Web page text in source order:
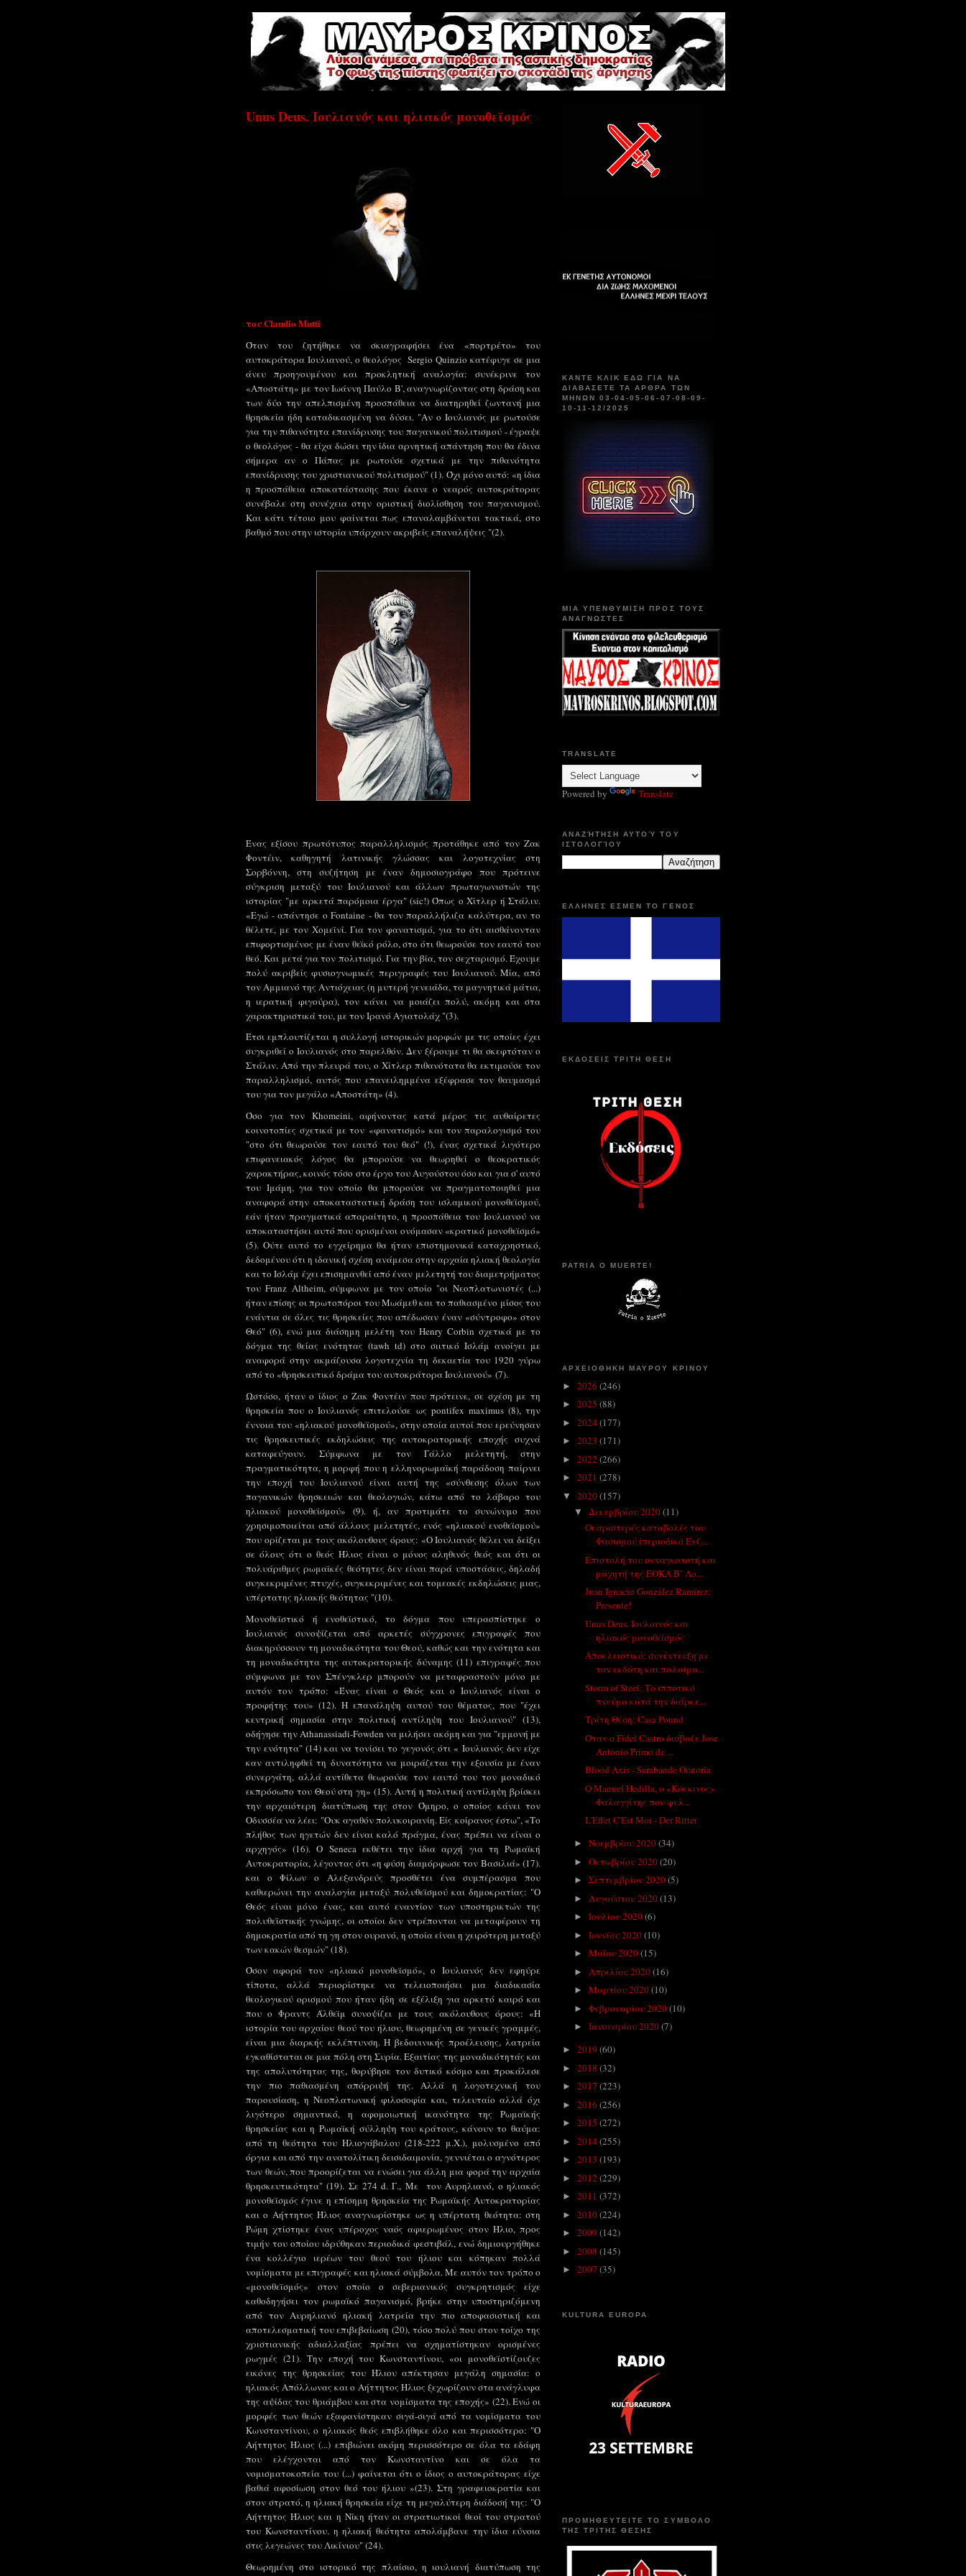
Unus Deus. Ιουλιανός και ηλιακός μονοθεϊσμός
τουClaudio Mutti
Όταν του ζητήθηκε να σκιαγραφήσει ένα «πορτρέτο» του
αυτοκράτορα Ιουλιανού, ο θεολόγος Sergio Quinzio κατέφυγε σε μια
άνευ προηγουμένου και προκλητική αναλογία: συνέκρινε τον
«Αποστάτη» με τον Ιωάννη Παύλο Β', αναγνωρίζοντας στη δράση και
των δύο την απελπισμένη προσπάθεια να διατηρηθεί ζωντανή μια
θρησκεία ήδη καταδικασμένη να δύσει. "Αν ο Ιουλιανός με ρωτούσε
για την πιθανότητα επανίδρυσης του παγανικού πολιτισμού - έγραψε
ο θεολόγος - θα είχα δώσει την ίδια αρνητική απάντηση που θα έδινα
σήμερα αν ο Πάπας με ρωτούσε σχετικά με την πιθανότητα
επανίδρυσης του χριστιανικού πολιτισμού" (1). Όχι μόνο αυτό: «η ίδια
η προσπάθεια αποκατάστασης που έκανε ο νεαρός αυτοκράτορας
συνέβαλε στη συνέχεια στην οριστική διολίσθηση του παγανισμού.
Και κάτι τέτοιο μου φαίνεται πως επαναλαμβάνεται τακτικά, στο
βαθμό που στην ιστορία υπάρχουν ακριβείς επαναλήψεις "(2).
Ένας εξίσου πρωτότυπος παραλληλισμός προτάθηκε από τον Ζακ
Φοντέιν, καθηγητή λατινικής γλώσσας και λογοτεχνίας στη
Σορβόννη, στη συζήτηση με έναν δημοσιογράφο που πρότεινε
σύγκριση μεταξύ του Ιουλιανού και άλλων πρωταγωνιστών της
ιστορίας "με αρκετά παρόμοια έργα" (sic!) Όπως ο Χίτλερ ή Στάλιν.
«Εγώ - απάντησε ο Fontaine - θα τον παραλλήλιζα καλύτερα, αν το
θέλετε, με τον Χομεϊνί. Για τον φανατισμό, για το ότι αισθάνονταν
επιφορτισμένος με έναν θεϊκό ρόλο, στο ότι θεωρούσε τον εαυτό του
θεό. Και μετά για τον πολιτισμό. Για την βία, τον σεχταρισμό. Έχουμε
πολύ ακριβείς φυσιογνωμικές περιγραφές του Ιουλιανού. Μία, από
τον Αμμιανό της Αντιόχειας (η μυτερή γενειάδα, τα μαγνητικά μάτια,
η ιερατική φιγούρα), τον κάνει να μοιάζει πολύ, ακόμη και στα
χαρακτηριστικά του, με τον Ιρανό Αγιατολάχ "(3).
Έτσι εμπλουτίζεται η συλλογή ιστορικών μορφών με τις οποίες έχει
συγκριθεί ο Ιουλιανός στο παρελθόν. Δεν ξέρουμε τι θα σκεφτόταν ο
Στάλιν. Από την πλευρά του, ο Χίτλερ πιθανότατα θα εκτιμούσε τον
παραλληλισμό, αυτός που επανειλημμένα εξέφρασε τον θαυμασμό
του για τον μεγάλο «Αποστάτη» (4).
Όσο για τον Khomeini, αφήνοντας κατά μέρος τις αυθαίρετες
κοινοτοπίες σχετικά με τον «φανατισμό» και τον παραλογισμό του
"στο ότι θεωρούσε τον εαυτό του θεό" (!), ένας σχετικά λιγότερο
επιφανειακός λόγος θα μπορούσε να θεωρηθεί ο θεοκρατικός
χαρακτήρας, κοινός τόσο στο έργο του Αυγούστου όσο και για σ' αυτό
του Ιμάμη, για τον οποίο θα μπορούσε να πραγματοποιηθεί μια
αναφορά στην αποκαταστατική δράση του ισλαμικού μονοθεϊσμού,
εάν ήταν πραγματικά απαραίτητο, η προσπάθεια του Ιουλιανού να
αποκαταστήσει αυτό που ορισμένοι ονόμασαν «κρατικό μονοθεϊσμό»
(5). Ούτε αυτό το εγχείρημα θα ήταν επιστημονικά καταχρηστικό,
δεδομένου ότι η ιδανική σχέση ανάμεσα στην αρχαία ηλιακή θεολογία
και το Ισλάμ έχει επισημανθεί από έναν μελετητή του διαμετρήματος
του Franz Altheim, σύμφωνα με τον οποίο "οι Νεοπλατωνιστές (...)
ήταν επίσης οι πρωτοπόροι του Μωάμεθ και το παθιασμένο μίσος του
ενάντια σε όλες τις θρησκείες που απέδωσαν έναν «σύντροφο» στον
Θεό" (6), ενώ μια διάσημη μελέτη του Henry Corbin σχετικά με το
δόγμα της θείας ενότητας (tawh td) στο σιιτικό Ισλάμ ανοίγει με
αναφορά στην ακμάζουσα λογοτεχνία τη δεκαετία του 1920 γύρω
από το «θρησκευτικό δράμα του αυτοκράτορα Ιουλιανού» (7).
Ωστόσο, ήταν ο ίδιος ο Ζακ Φοντέιν που πρότεινε, σε σχέση με τη
θρησκεία που ο Ιουλιανός επιτελούσε ως pontifex maximus (8), την
έννοια του «ηλιακού μονοθεϊσμού», στην οποία αυτοί που ερεύνησαν
τις θρησκευτικές εκδηλώσεις της αυτοκρατορικής εποχής συχνά
καταφεύγουν. Σύμφωνα με τον Γάλλο μελετητή, στην
πραγματικότητα, η μορφή που η ελληνορωμαϊκή παράδοση παίρνει
την εποχή του Ιουλιανού είναι αυτή της «σύνθεσης όλων των
παγανικών θρησκειών και θεολογιών, κάτω από το λάβαρο του
ηλιακού μονοθεϊσμού» (9). ή, αν προτιμάτε το συνώνυμο που
χρησιμοποιείται από άλλους μελετητές, ενός «ηλιακού ενοθεϊσμού»
που ορίζεται με τους ακόλουθους όρους: «Ο Ιουλιανός θέλει να δείξει
σε όλους ότι ο θεός Ήλιος είναι ο μόνος αληθινός θεός και ότι οι
πολυάριθμες ρωμαϊκές θεότητες δεν είναι παρά υποστάσεις, δηλαδή
συγκεκριμένες πτυχές, συγκεκριμένες και τομεακές εκδηλώσεις μιας,
υπέρτατης ηλιακής θεότητας "(10).
Μονοθεϊστικό ή ενοθεϊστικό, το δόγμα που υπερασπίστηκε ο
Ιουλιανός συνοψίζεται από αρκετές σύγχρονες επιγραφές που
διακηρύσσουν τη μοναδικότητα του Θεού, καθώς και την ενότητα και
τη μοναδικότητα της αυτοκρατορικής δύναμης (11) επιγραφές που
σύμφωνα με τον Σπένγκλερ μπορούν να μεταφραστούν μόνο με
αυτόν τον τρόπο: «Ένας είναι ο Θεός και ο Ιουλιανός είναι ο
προφήτης του» (12). Η επανάληψη αυτού του θέματος, που "έχει
κεντρική σημασία στην πολιτική αντίληψη του Ιουλιανού" (13),
οδήγησε την Athanassiadi-Fowden να μιλήσει ακόμη και για "εμμονή με
την ενότητα" (14) και να τονίσει το γεγονός ότι « Ιουλιανός δεν είχε
καν αντιληφθεί τη δυνατότητα να μοιράζεται την εξουσία με έναν
συνεργάτη, αλλά αντίθετα θεωρούσε τον εαυτό του τον μοναδικό
εκπρόσωπο του Θεού στη γη» (15). Αυτή η πολιτική αντίληψη βρίσκει
την αρχαιότερη διατύπωση της στον Όμηρο, ο οποίος κάνει τον
Οδυσσέα να λέει: "Ουκ αγαθόν πολυκοιρανίη. Είς κοίρανος έστω", «Το
πλήθος των ηγετών δεν είναι καλό πράγμα, ένας πρέπει να είναι ο
αρχηγός» (16). Ο Seneca εκθέτει την ίδια αρχή για τη Ρωμαϊκή
Αυτοκρατορία, λέγοντας ότι «η φύση διαμόρφωσε τον Βασιλιά» (17).
και ο Φίλων ο Αλεξανδρεύς προσθέτει ένα συμπέρασμα που
καθιερώνει την αναλογία μεταξύ πολυθεϊσμού και δημοκρατίας: "Ο
Θεός είναι μόνο ένας, και αυτό εναντίον των υποστηρικτών της
πολυθεϊστικής γνώμης, οι οποίοι δεν ντρέπονται να μεταφέρουν τη
δημοκρατία από τη γη στον ουρανό, η οποία είναι η χειρότερη μεταξύ
των κακών θεσμών" (18).
Όσον αφορά τον «ηλιακό μονοθεϊσμό», ο Ιουλιανός δεν εφηύρε
τίποτα, αλλά περιορίστηκε να τελειοποιήσει μια διαδικασία
θεολογικού ορισμού που ήταν ήδη σε εξέλιξη για αρκετό καιρό και
που ο Φραντς Άλθεϊμ συνοψίζει με τους ακόλουθους όρους: «Η
ιστορία του αρχαίου θεού του ήλιου, θεωρημένη σε γενικές γραμμές,
είναι μια διαρκής εκλέπτυνση. Η βεδουινικής προέλευσης, λατρεία
εγκαθίσταται σε μια πόλη στη Συρία. Εξαιτίας της μοναδικότητάς και
της απολυτότητας της, θορύβησε τον δυτικό κόσμο και προκάλεσε
την πιο παθιασμένη απόρριψή της. Αλλά η λογοτεχνική του
παρουσίαση, η Νεοπλατωνική φιλοσοφία και, τελευταίο αλλά όχι
λιγότερο σημαντικό, η αφομοιωτική ικανότητα της Ρωμαϊκής
θρησκείας και η Ρωμαϊκή σύλληψη του κράτους, κάνουν το θαύμα:
από τη θεότητα του Ηλιογάβαλου (218-222 μ.Χ.), μολυσμένο από
όργια και από την ανατολίτικη δεισιδαιμονία, γεννιέται ο αγνότερος
των θεών, που προορίζεται να ενώσει για άλλη μια φορά την αρχαία
θρησκευτικότητα" (19). Σε 274 d. Γ., Με
τον Αυρηλιανό, ο ηλιακός
μονοθεϊσμός έγινε η επίσημη θρησκεία της Ρωμαϊκής Αυτοκρατορίας
και ο Αήττητος Ήλιος αναγνωρίστηκε ως η υπέρτατη θεότητα: στη
Ρώμη χτίστηκε ένας υπέροχος ναός αφιερωμένος στον Ήλιο, προς
τιμήν του οποίου ιδρύθηκαν περιοδικά φεστιβάλ, ενώ δημιουργήθηκε
ένα κολλέγιο ιερέων του θεού του ήλιου και κόπηκαν πολλά
νομίσματα με επιγραφές και ηλιακά σύμβολα. Με αυτόν τον τρόπο ο
«μονοθεϊσμός» στον οποίο ο σεβεριανικός συγκρητισμός είχε
καθοδηγήσει τον ρωμαϊκό παγανισμό, βρήκε στην υποστηριζόμενη
από τον Αυρηλιανό ηλιακή λατρεία την πιο αποφασιστική και
αποτελεσματική του επιβεβαίωση (20), τόσο πολύ που στον τοίχο της
χριστιανικής αδιαλλαξίας πρέπει να σχηματίστηκαν ορισμένες
ρωγμές (21). Την εποχή του Κωνσταντίνου, «οι μονοθεϊστίζουζες
εικόνες της θρησκείας του Ήλιου απέκτησαν μεγάλη σημασία: ο
ηλιακός Απόλλωνας και ο Αήττητος Ήλιος ξεχωρίζουν στα ανάγλυφα
της αψίδας του θριάμβου και στα νομίσματα της εποχής» (22). Ενώ οι
μορφές των θεών εξαφανίστηκαν σιγά-σιγά από τα νομίσματα του
Κωνσταντίνου, ο ηλιακός θεός επιβλήθηκε όλο και περισσότερο: "Ο
Αήττητος Ήλιος (...) επιβιώνει ακόμη περισσότερο σε όλα τα εδάφη
που ελέγχονται από τον Κωνσταντίνο και σε όλα τα
νομισματοκοπεία του (...) φαίνεται ότι ο ίδιος ο αυτοκράτορας είχε
βαθιά αφοσίωση στον θεό του ήλιου »(23). Στη γραφειοκρατία και
στον στρατό, η ηλιακή θρησκεία είχε τη μεγαλύτερη διάδοσή της: "Ο
Αήττητος Ήλιος και η Νίκη ήταν οι στρατιωτικοί θεοί του στρατού
του Κωνσταντίνου. η ηλιακή θεότητα απολάμβανε την ίδια εύνοια
στις λεγεώνες του Λικίνιου" (24).
Θεωρημένη στο ιστορικό της πλαίσιο, η ιουλιανή διατύπωση της
ΚΑΝΤΕ ΚΛΙΚ ΕΔΩ ΓΙΑ ΝΑ
ΔΙΑΒΑΣΕΤΕ ΤΑ ΑΡΘΡΑ ΤΩΝ
ΜΗΝΩΝ 03-04-05-06-07-08-09-
10-11-12/2025
ΜΙΑ ΥΠΕΝΘΥΜΙΣΗ ΠΡΟΣ ΤΟΥΣ
ΑΝΑΓΝΩΣΤΕΣ
TRANSLATE
Powered by Translate
ΑΝΑΖΉΤΗΣΗ ΑΥΤΟΎ ΤΟΥ
ΙΣΤΟΛΟΓΊΟΥ
ΕΛΛΗΝΕΣ ΕΣΜΕΝ ΤΟ ΓΕΝΟΣ
ΕΚΔΟΣΕΙΣ ΤΡΙΤΗ ΘΕΣΗ
PATRIA O MUERTE!
ΑΡΧΕΙΟΘΗΚΗ ΜΑΥΡΟΥ ΚΡΙΝΟΥ
► 2026 (246)
► 2025 (88)
► 2024 (177)
► 2023 (171)
► 2022 (266)
► 2021 (278)
▼ 2020(157)
▼ Δεκεμβρίου 2020(11)
Οι αριστερές καταβολές του
Φασισμού (περιοδικό Ένζ...
Επιστολή του συναγωνιστή και
μαχητή της ΕΟΚΑ Β’ Λο...
Juan Ignacio González Ramírez:
Presente!
Unus Deus. Ιουλιανός και
ηλιακός μονοθεϊσμός
Αποκλειστικό: συνέντευξη με
τον εκδότη και παλαίμα...
Storm of Steel: Το ιπποτικό
πνεύμα κατά την διάρκε...
Τρίτη Θέση: Casa Pound
Όταν ο Fidel Castro διάβαζε Jose
Antonio Primo de ...
Blood Axis - Sarabande Oratoria
Ο Manuel Hedilla, ο «Κόκκινος»
Φαλαγγίτης που φυλ...
L'Effet C'Est Moi - Der Ritter
► Νοεμβρίου 2020(34)
► Οκτωβρίου 2020(20)
► Σεπτεμβρίου 2020(5)
► Αυγούστου 2020(13)
► Ιουλίου 2020(6)
► Ιουνίου 2020(10)
► Μαΐου 2020(15)
► Απριλίου 2020(16)
► Μαρτίου 2020(10)
► Φεβρουαρίου 2020(10)
► Ιανουαρίου 2020(7)
► 2019 (60)
► 2018 (32)
► 2017 (223)
► 2016 (256)
► 2015 (272)
► 2014 (255)
► 2013 (193)
► 2012 (229)
► 2011 (372)
► 2010(224)
► 2009 (142)
► 2008 (145)
► 2007 (35)
KULTURA EUROPA
ΠΡΟΜΗΘΕΥΤΕΙΤΕ ΤΟ ΣΥΜΒΟΛΟ
ΤΗΣ ΤΡΙΤΗΣ ΘΕΣΗΣ